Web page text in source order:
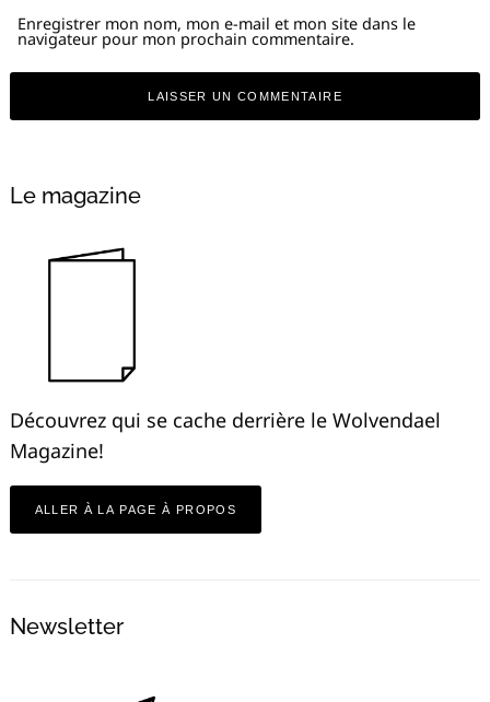
Enregistrer mon nom, mon e-mail et mon site dans le
navigateur pour mon prochain commentaire.
Le magazine
Découvrez qui se cache derrière le Wolvendael
Magazine!
ALLER À LA PAGE À PROPOS
Newsletter